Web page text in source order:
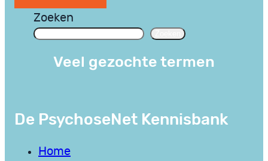
Zoeken
Veel gezochte termen
De PsychoseNet Kennisbank
Home